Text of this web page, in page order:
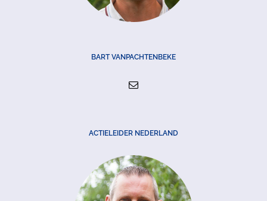
BART VANPACHTENBEKE
ACTIELEIDER NEDERLAND